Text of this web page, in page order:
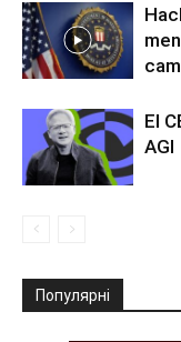
El
AGI
Популярні